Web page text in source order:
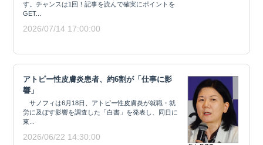
す。チャンスは1回！記事を読んで確実にポイントを
GET...
2026/07/14 17:00:00
アトピー性皮膚炎患者、約6割が「仕事に影
響」
サノフィは6月18日、アトピー性皮膚炎が就職・就
労に及ぼす影響を調査した「白書」を発表し、同日に
東...
2026/06/22 14:30:00